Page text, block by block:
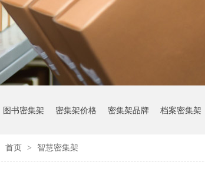
图书密集架 密集架价格 密集架品牌 档案密集架
首页 > 智慧密集架